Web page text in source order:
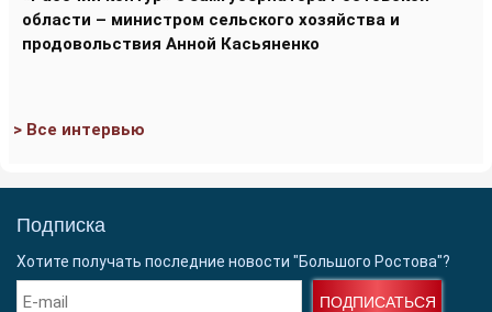
области – министром сельского хозяйства и
продовольствия Анной Касьяненко
> Все интервью
Подписка
Хотите получать последние новости "Большого Ростова"?
ПОДПИСАТЬСЯ